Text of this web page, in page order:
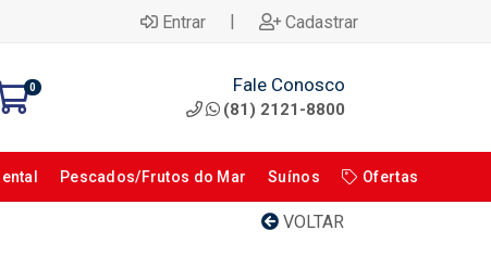
Entrar | Cadastrar
0 Fale Conosco
(81) 2121-8800
Pescados/Frutos do Mar Suínos Ofertas
VOLTAR